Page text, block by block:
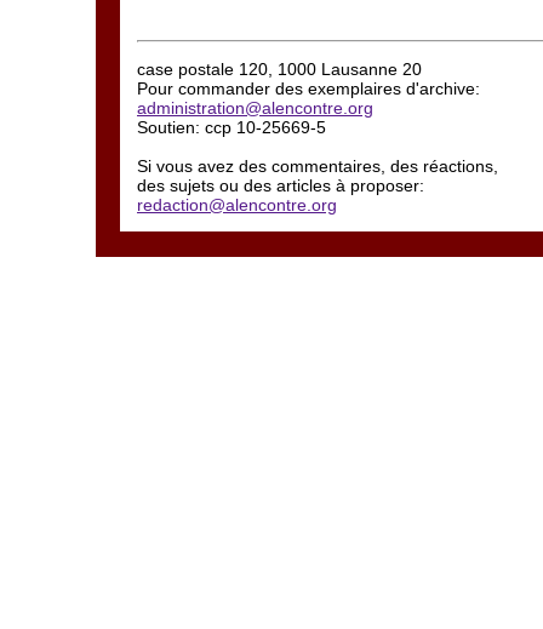
case postale 120, 1000 Lausanne 20
Pour commander des exemplaires d'archive:
administration@alencontre.org
Soutien: ccp 10-25669-5
Si vous avez des commentaires, des réactions,
des sujets ou des articles à proposer:
redaction@alencontre.org